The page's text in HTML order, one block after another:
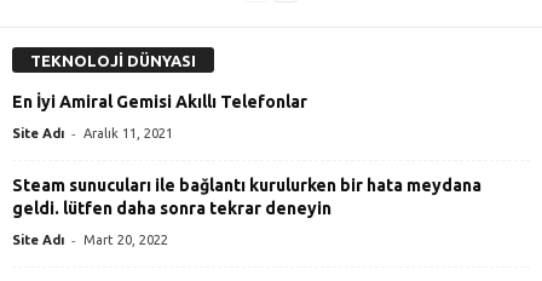
TEKNOLOJİ DÜNYASI
En İyi Amiral Gemisi Akıllı Telefonlar
Site Adı - Aralık 11, 2021
Steam sunucuları ile bağlantı kurulurken bir hata meydana
geldi. lütfen daha sonra tekrar deneyin
Site Adı - Mart 20, 2022